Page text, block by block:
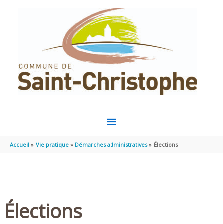
MENU
PRINCIPAL
Accueil Vie pratique Démarches administratives Élections
Élections